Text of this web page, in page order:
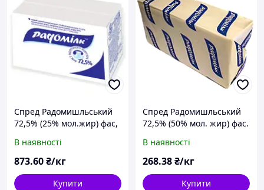
Спред Радомишльський
72,5% (25% мол.жир) фас,
В наявності
873.60₴/кг
Купити
Спред Радомишльський
72,5% (50% мол. жир) фас.
В наявності
268.38₴/кг
Купити